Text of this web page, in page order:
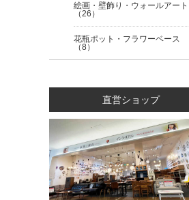
絵画・壁飾り・ウォールアート
（26）
花瓶ポット・フラワーベース
（8）
直営ショップ